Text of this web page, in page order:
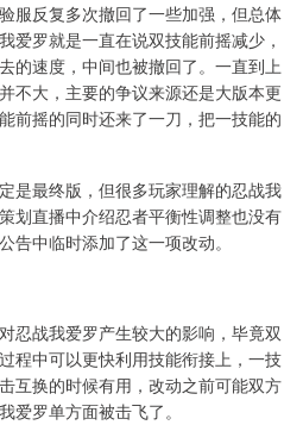
服反复多次撤回了一些加强，但总体
爱罗就是一直在说双技能前摇减少，
的速度，中间也被撤回了。一直到上
不大，主要的争议来源还是大版本更
前摇的同时还来了一刀，把一技能的
是最终版，但很多玩家理解的忍战我
划直播中介绍忍者平衡性调整也没有
告中临时添加了这一项改动。
忍战我爱罗产生较大的影响，毕竟双
程中可以更快利用技能衔接上，一技
互换的时候有用，改动之前可能双方
爱罗单方面被击飞了。